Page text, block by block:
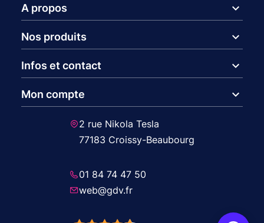
A propos expand_more
Nos produits expand_more
Infos et contact expand_more
Mon compte expand_more
2 rue Nikola Tesla
77183 Croissy-Beaubourg
01 84 74 47 50
web@gdv.fr